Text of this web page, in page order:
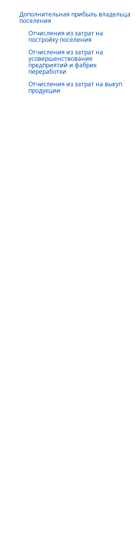
Дополнительная прибыль владельца
поселения
Отчисления из затрат на
постройку поселения
Отчисления из затрат на
усовершенствование
предприятий и фабрик
переработки
Отчисления из затрат на выкуп
продукции